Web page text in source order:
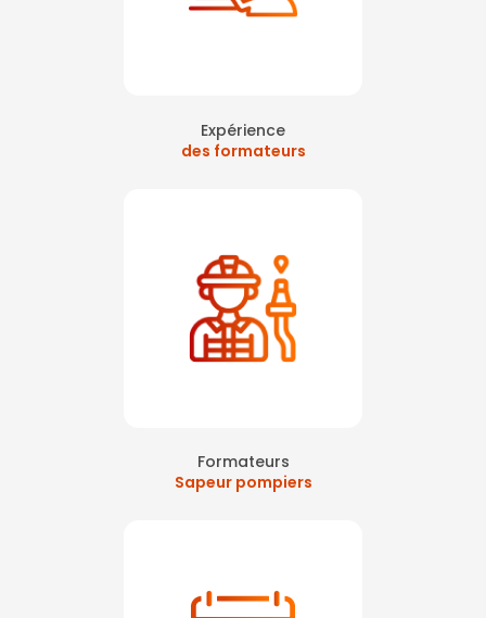
Expérience
des formateurs
Formateurs
Sapeur pompiers